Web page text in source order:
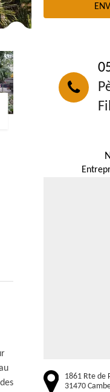
1861 Rte de
31470